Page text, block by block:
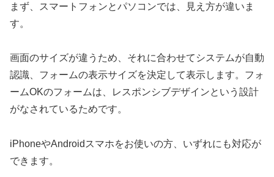
まず、スマートフォンとパソコンでは、見え方が違いま
す。
画面のサイズが違うため、それに合わせてシステムが自動
認識、フォームの表示サイズを決定して表示します。フォ
ームOKのフォームは、レスポンシブデザインという設計
がなされているためです。
iPhoneやAndroidスマホをお使いの方、いずれにも対応が
できます。